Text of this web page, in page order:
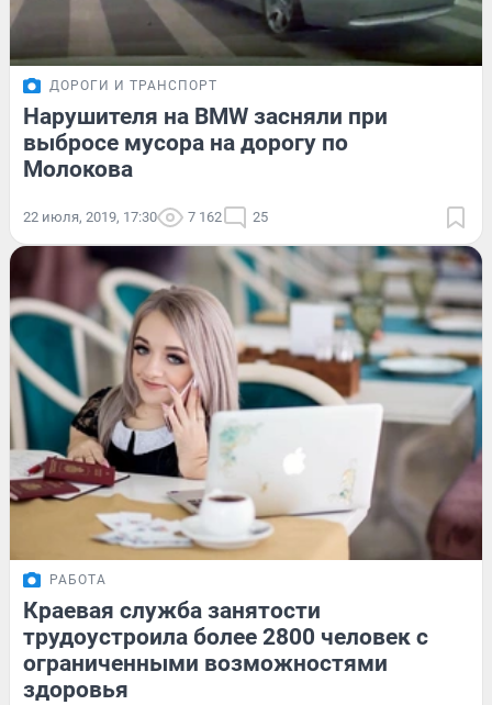
ДОРОГИ И ТРАНСПОРТ
Нарушителя на BMW засняли при
выбросе мусора на дорогу по
Молокова
22 июля, 2019, 17:30 7 162 25
РАБОТА
Краевая служба занятости
трудоустроила более 2800 человек с
ограниченными возможностями
здоровья